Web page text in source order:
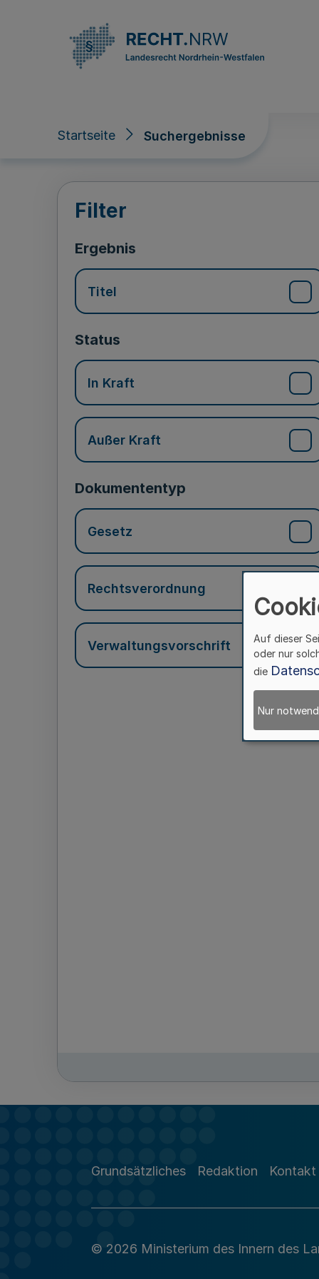
Startseite Suchergebnisse
Suchergebnisse
Filter
Ergebnis
Titel
Status
In Kraft
Außer Kraft
Dokumententyp
Gesetz
Rechtsverordnung
Verwaltungsvorschrift
Grundsätzliches Redaktion Kontakt
© 2026 Ministerium des Innern des
Auf dieser
oder nur
die
Nur